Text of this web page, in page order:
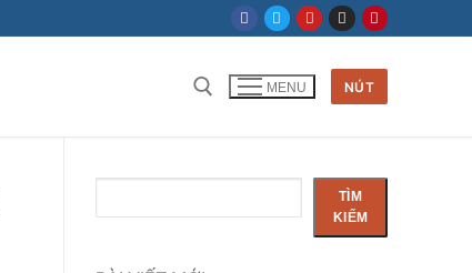
MENU NÚT
kiếm
TÌM
KIẾM